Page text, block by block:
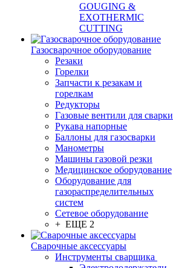
GOUGING &
EXOTHERMIC
CUTTING
Газосварочное оборудование
Резаки
Горелки
Запчасти к резакам и
горелкам
Редукторы
Газовые вентили для сварки
Рукава напорные
Баллоны для газосварки
Манометры
Машины газовой резки
Медицинское оборудование
Оборудование для
газораспределительных
систем
Сетевое оборудование
+ ЕЩЕ 2
Сварочные аксессуары
Инструменты сварщика